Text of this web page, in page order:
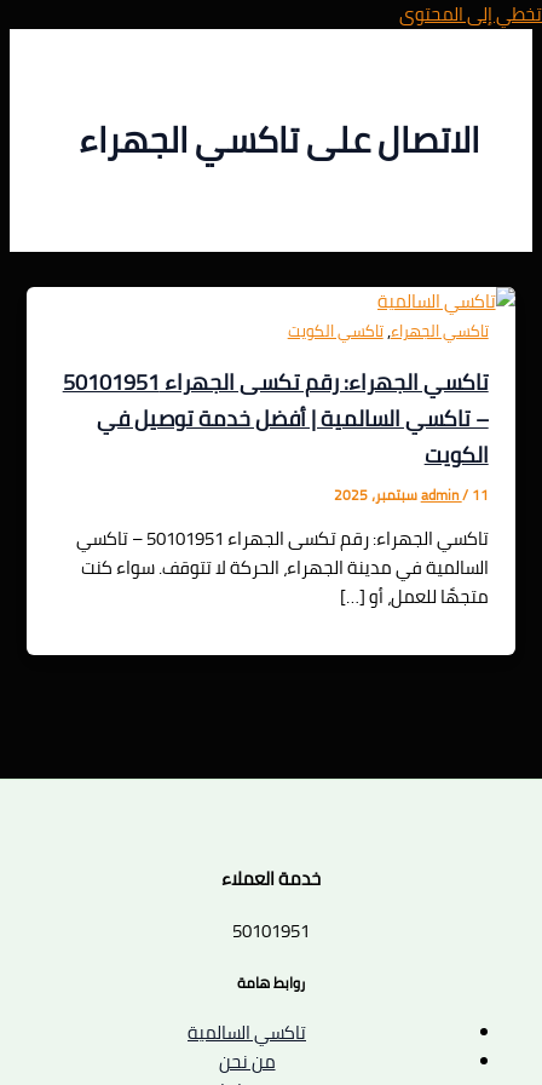
تخطي إلى المحتوى
الاتصال على تاكسي الجهراء
تاكسي الجهراء,تاكسي الكويت
تاكسي الجهراء: رقم تكسى الجهراء 50101951
– تاكسي السالمية | أفضل خدمة توصيل في
الكويت
admin/11 سبتمبر، 2025
تاكسي الجهراء: رقم تكسى الجهراء 50101951 – تاكسي
السالمية في مدينة الجهراء، الحركة لا تتوقف. سواء كنت
متجهًا للعمل، أو […]
خدمة العملاء
50101951
روابط هامة
تاكسي السالمية
من نحن